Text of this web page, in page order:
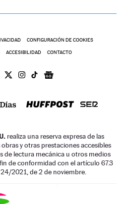
CONFIGURACIÓN DE COOKIES
ACCESIBILIDAD CONTACTO
realiza una reserva expresa de las
y otras prestaciones accesibles
de lectura mecánica u otros medios
de conformidad con el artículo 67.3
2021, de 2 de noviembre.